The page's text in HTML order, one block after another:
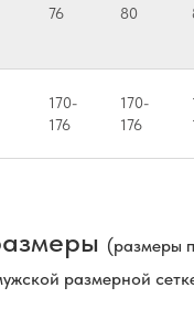
76 80
170-
176
170-
176
(размеры
размерной